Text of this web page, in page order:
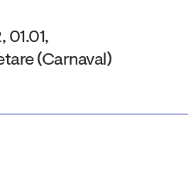
01.01,
(Carnaval)